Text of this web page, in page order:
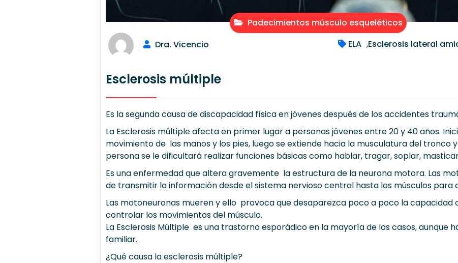
Padecimientos músculo esqueléticos
Dra. Vicencio ELA ,Esclerosis lateral
Esclerosis múltiple
Es la segunda causa de discapacidad física en jóvenes después de los accidentes
La Esclerosis múltiple afecta en primer lugar a personas jóvenes entre 20 y 40 años.
movimiento de las manos y los pies, luego se extiende hacia la musculatura del tronco
persona se le dificultará realizar funciones básicas como hablar, tragar, soplar,
Es una enfermedad que altera gravemente la estructura de la neurona motora. Las
de transmitir la información desde el sistema nervioso central hasta los músculos para
Las motoneuronas mueren y ello provoca que desaparezca poco a poco la capacidad
controlar los movimientos del músculo.
La Esclerosis Múltiple es una trastorno esporádico en la mayoría de los casos, aunque
familiar.
¿Qué causa la esclerosis múltiple?